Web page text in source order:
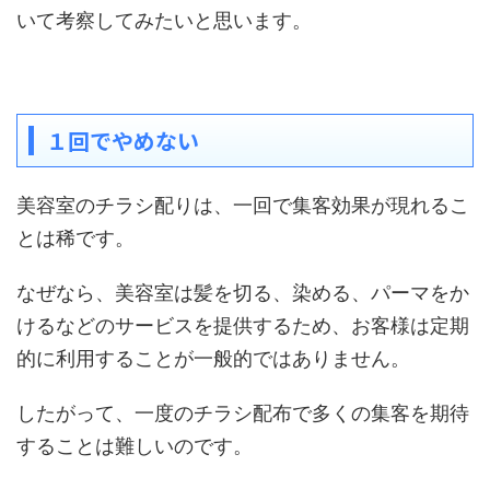
いて考察してみたいと思います。
１回でやめない
美容室のチラシ配りは、一回で集客効果が現れるこ
とは稀です。
なぜなら、美容室は髪を切る、染める、パーマをか
けるなどのサービスを提供するため、お客様は定期
的に利用することが一般的ではありません。
したがって、一度のチラシ配布で多くの集客を期待
することは難しいのです。